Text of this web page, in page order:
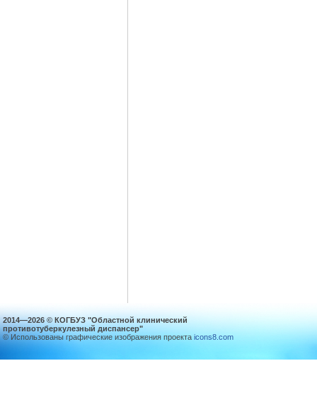
2014—2026 © КОГБУЗ "Областной клинический
противотуберкулезный диспансер"
© Использованы графические изображения проекта icons8.com